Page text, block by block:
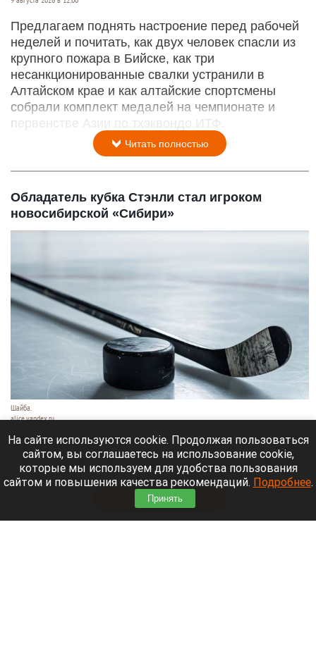
Предлагаем поднять настроение перед рабочей
неделей и почитать, как двух человек спасли из
крупного пожара в Бийске, как три
несанкционированные свалки устранили в
Алтайском крае и как алтайские спортсмены
собрали комплект медалей на чемпионате и
первенстве Азии по тхэквондо ИТФ.
Читать полностью
Обладатель кубка Стэнли стал игроком
новосибирской «Сибири»
Шайба.
alice.yandex.ru
9 августа 2026 в 11:35
Евгений Кузнецов официально стал игроком
новосибирской «Сибири».
Читать полностью
На сайте используются cookie. Продолжая пользоваться
сайтом, вы соглашаетесь на использование cookie,
которые мы используем для удобства пользования
сайтом и повышения качества рекомендаций. Подробнее.
Принять